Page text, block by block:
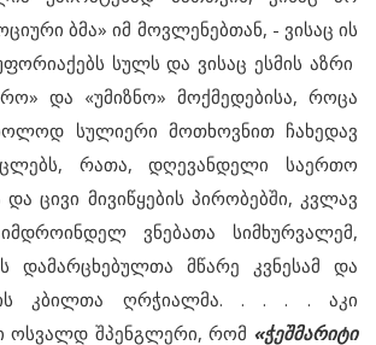
ბმა» იმ მოვლენებთან, - ვისაც ის
სულს და ვისაც ესმის აზრი
და «უმიზნო» მოქმედებისა, როცა
სულიერი მოთხოვნით ჩახედავ
რათა, დღევანდელი საერთო
ცივი მივიწყების პირობებში, კვლავ
ვნებათა სიმხურვალემ,
დამარცხებულთა მწარე კვნესამ და
კბილთა ღრჭიალმა. . . . . აკი
ოსვალდ შპენგლერი, რომ «ჭეშმარიტი